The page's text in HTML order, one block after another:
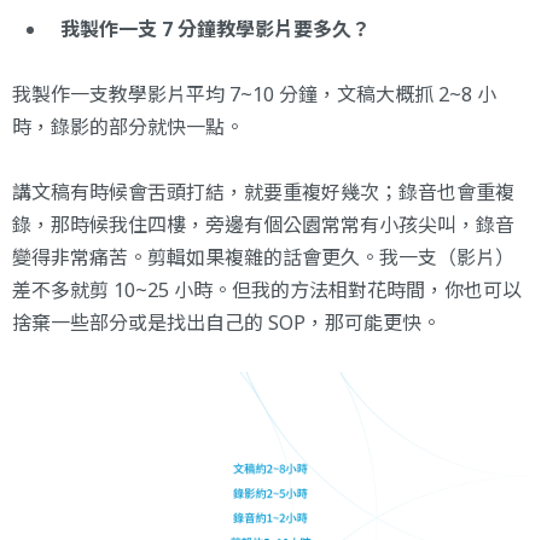
我製作一支 7 分鐘教學影片要多久？
我製作一支教學影片平均 7~10 分鐘，文稿大概抓 2~8 小
時，錄影的部分就快一點。
講文稿有時候會舌頭打結，就要重複好幾次；錄音也會重複
錄，那時候我住四樓，旁邊有個公園常常有小孩尖叫，錄音
變得非常痛苦。剪輯如果複雜的話會更久。我一支（影片）
差不多就剪 10~25 小時。但我的方法相對花時間，你也可以
捨棄一些部分或是找出自己的 SOP，那可能更快。